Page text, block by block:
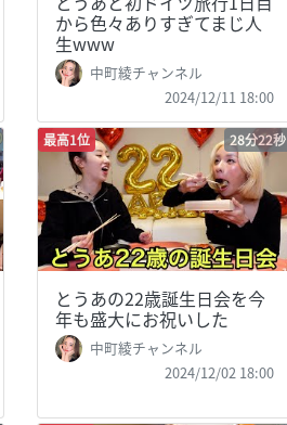
から色々ありすぎてまじ人
生www
中町綾チャンネル
2024/12/11 18:00
最高1位 28分22秒
とうあの22歳誕生日会を今
年も盛大にお祝いした
中町綾チャンネル
2024/12/02 18:00